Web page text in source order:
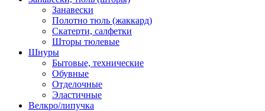
Занавески
Полотно тюль (жаккард)
Скатерти, салфетки
Шторы тюлевые
Шнуры
Бытовые, технические
Обувные
Отделочные
Эластичные
Велкро/липучка